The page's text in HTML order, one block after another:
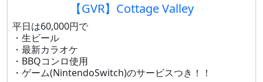
【GVR】Cottage Valley
平日は60,000円で
・生ビール
・最新カラオケ
・BBQコンロ使用
・ゲーム(NintendoSwitch)のサービスつき！！